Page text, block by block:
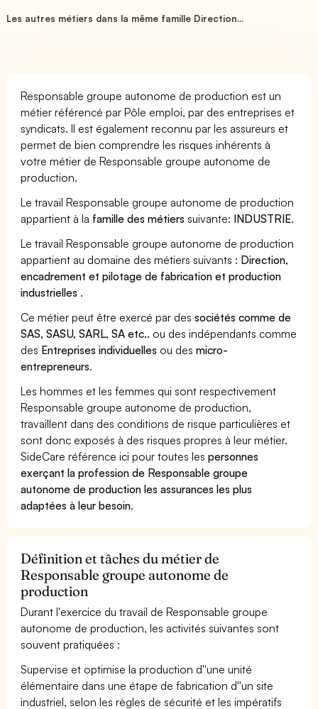
Les autres métiers dans la même famille Direction...
Responsable groupe autonome de production est un
métier référencé par Pôle emploi, par des entreprises et
syndicats. Il est également reconnu par les assureurs et
permet de bien comprendre les risques inhérents à
votre métier de Responsable groupe autonome de
production.
Le travail Responsable groupe autonome de production
appartient à la famille des métiers suivante: INDUSTRIE.
Le travail Responsable groupe autonome de production
appartient au domaine des métiers suivants : Direction,
encadrement et pilotage de fabrication et production
industrielles .
Ce métier peut être exercé par dessociétés comme de
SAS, SASU, SARL, SA etc.. ou des indépendants comme
des Entreprises individuelles ou desmicro-
entrepreneurs.
Les hommes et les femmes qui sont respectivement
Responsable groupe autonome de production,
travaillent dans des conditions de risque particulières et
sont donc exposés à des risques propres à leur métier.
SideCare référence ici pour toutes lespersonnes
exerçant la profession de Responsable groupe
autonome de production les assurances les plus
adaptées à leur besoin.
Définition et tâches du métier de
Responsable groupe autonome de
production
Durant l'exercice du travail de Responsable groupe
autonome de production, les activités suivantes sont
souvent pratiquées :
Supervise et optimise la production d''une unité
élémentaire dans une étape de fabrication d''un site
industriel, selon les règles de sécurité et les impératifs